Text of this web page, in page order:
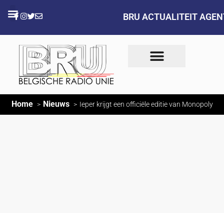
BRU ACTUALITEIT
Home Nieuws Ieper krijgt een officiële editie van Monopoly